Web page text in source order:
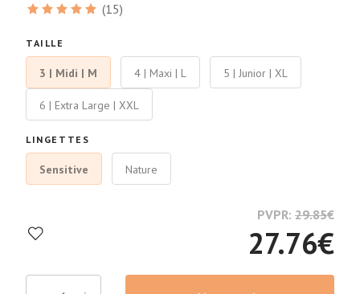
(15)
TAILLE
3 | Midi | M 4 | Maxi | L 5 | Junior | XL
6 | Extra Large | XXL
LINGETTES
Sensitive Nature
PVPR: 29.85€
27.76€